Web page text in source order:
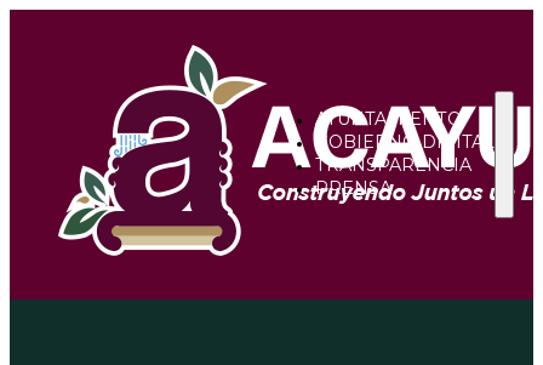
AYUNTAMIENTO
GOBIERNO DIGITAL
TRANSPARENCIA
PRENSA